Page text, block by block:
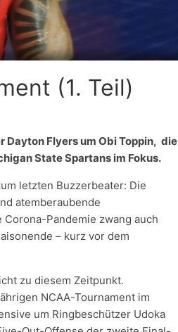
(1. Teil)
Dayton Flyers um Obi Toppin, die
State Spartans im Fokus.
letzten Buzzerbeater: Die
atemberaubende
Pandemie zwang auch
– kurz vor dem
zu diesem Zeitpunkt.
NCAA-Tournament im
um Ringbeschützer Udoka